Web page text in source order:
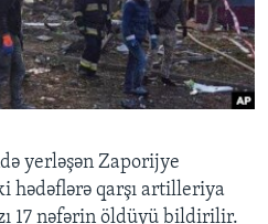
yerləşən Zaporijye
hədəflərə qarşı artilleriya
17 nəfərin öldüyü bildirilir.